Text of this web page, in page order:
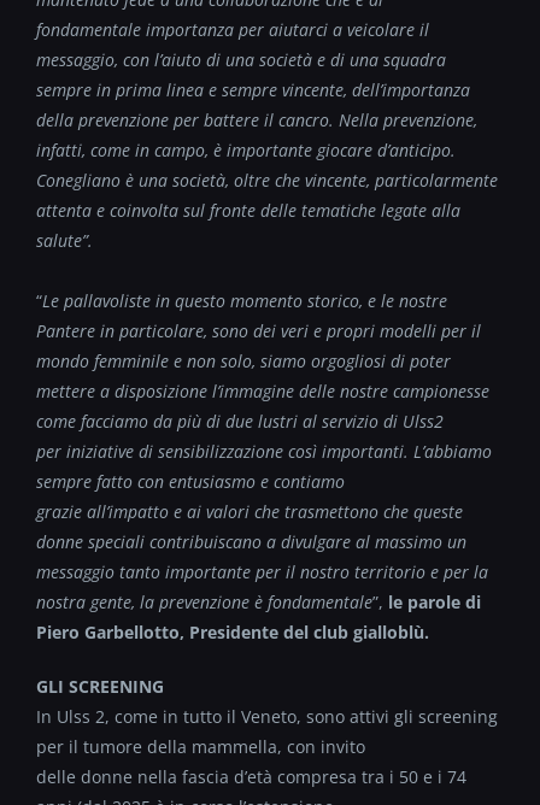
fondamentale importanza per aiutarci a veicolare il
messaggio, con l’aiuto di una società e di una squadra
sempre in prima linea e sempre vincente, dell’importanza
della prevenzione per battere il cancro. Nella prevenzione,
infatti, come in campo, è importante giocare d’anticipo.
Conegliano è una società, oltre che vincente, particolarmente
attenta e coinvolta sul fronte delle tematiche legate alla
salute”.
“Le pallavoliste in questo momento storico, e le nostre
Pantere in particolare, sono dei veri e propri modelli per il
mondo femminile e non solo, siamo orgogliosi di poter
mettere a disposizione l’immagine delle nostre campionesse
come facciamo da più di due lustri al servizio di Ulss2
per iniziative di sensibilizzazione così importanti. L’abbiamo
sempre fatto con entusiasmo e contiamo
grazie all’impatto e ai valori che trasmettono che queste
donne speciali contribuiscano a divulgare al massimo un
messaggio tanto importante per il nostro territorio e per la
nostra gente, la prevenzione è fondamentale”, le parole di
Piero Garbellotto, Presidente del club gialloblù.
GLI SCREENING
In Ulss 2, come in tutto il Veneto, sono attivi gli screening
per il tumore della mammella, con invito
delle donne nella fascia d’età compresa tra i 50 e i 74